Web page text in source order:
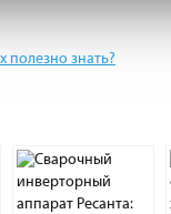
полезно знать?